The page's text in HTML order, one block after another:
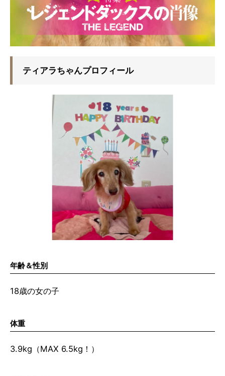
ティアラちゃんプロフィール
年齢＆性別
18歳の女の子
体重
3.9kg（MAX 6.5kg！）